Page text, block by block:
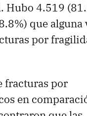
Hubo 4.519
que alguna
por
fracturas por
en